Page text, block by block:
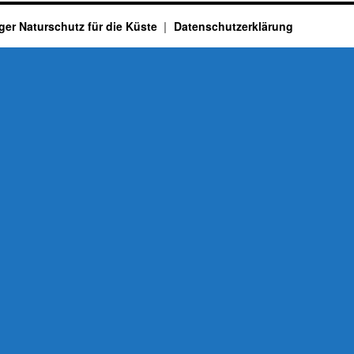
Naturschutz für die Küste Datenschutzerklärung